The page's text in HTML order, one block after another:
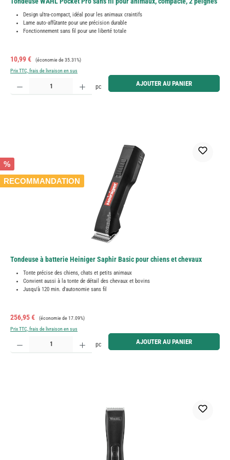
Design ultra-compact, idéal pour les animaux craintifs
Lame auto-affûtante pour une précision durable
Fonctionnement sans fil pour une liberté totale
Prix de vente :
10,99 € Prix régulier :
(économie de 35.31%)
Prix TTC, frais de livraison en sus
Quantité de produit : Entrez la quantité souhaitée ou utilisez les boutons pour augmenter ou
pc AJOUTER AU PANIER
%
RECOMMANDATION
Tondeuse à batterie Heiniger Saphir Basic pour chiens et chevaux
Tonte précise des chiens, chats et petits animaux
Convient aussi à la tonte de détail des chevaux et bovins
Jusqu'à 120 min. d'autonomie sans fil
Prix de vente :
256,95 € Prix régulier :
(économie de 17.09%)
Prix TTC, frais de livraison en sus
Quantité de produit : Entrez la quantité souhaitée ou utilisez les boutons pour augmenter ou
pc AJOUTER AU PANIER